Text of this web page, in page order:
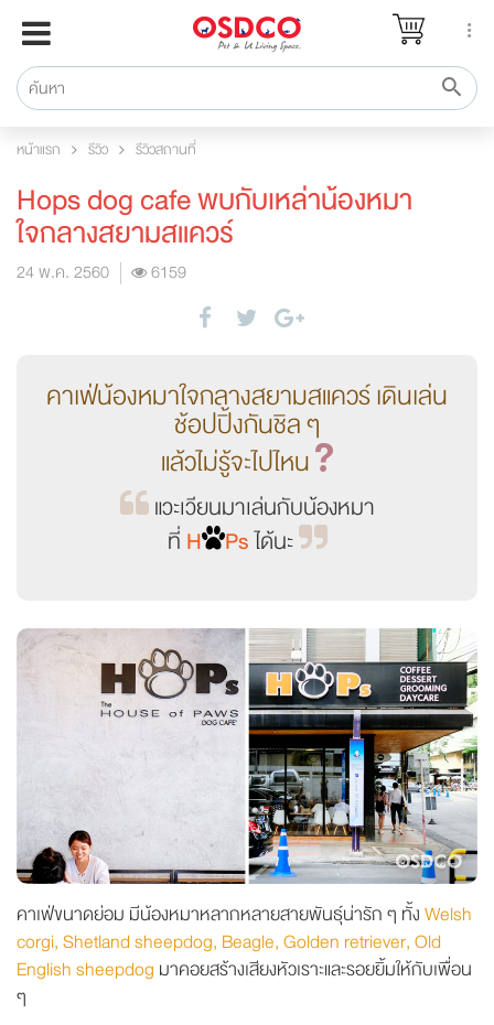
หน้าแรก
แบรนด์
รีวิว
ปรึกษาหมอ
สาระสัตว์เลี้ยง
Pet Channel
หน้าแรก รีวิว รีวิวสถานที่
Hops dog cafe พบกับเหล่าน้องหมา
ใจกลางสยามสแควร์
24 พ.ค. 2560 6159
คาเฟ่น้องหมาใจกลางสยามสแควร์ เดินเล่น
ช้อปปิ้งกันชิล ๆ
แล้วไม่รู้จะไปไหน
แวะเวียนมาเล่นกับน้องหมา
ที่ H Psได้นะ
คาเฟ่ขนาดย่อม มีน้องหมาหลากหลายสายพันธุ์น่ารัก ๆ ทั้งWelsh
corgi, Shetland sheepdog, Beagle, Golden retriever, Old
English sheepdog มาคอยสร้างเสียงหัวเราะและรอยยิ้มให้กับเพื่อน
ๆ